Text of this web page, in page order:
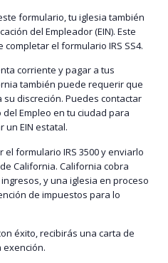
formulario, tu iglesia también
del Empleador (EIN). Este
el formulario IRS SS4.
corriente y pagar a tus
también puede requerir que
discreción. Puedes contactar
Empleo en tu ciudad para
un EIN estatal.
formulario IRS 3500 y enviarlo
California. California cobra
y una iglesia en proceso
de impuestos para lo
éxito, recibirás una carta de
exención.